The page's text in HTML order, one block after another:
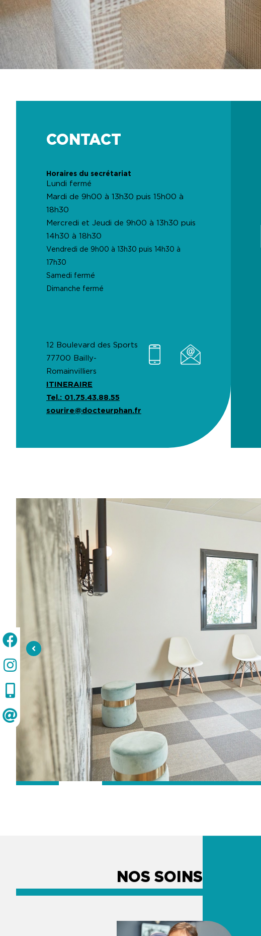
CONTACT
Horaires du secrétariat
Lundi fermé
Mardi de 9h00 à 13h30 puis 15h00 à
18h30
Mercredi et Jeudi de 9h00 à 13h30 puis
14h30 à 18h30
Vendredi de 9h00 à 13h30 puis 14h30 à
17h30
Samedi fermé
Dimanche fermé
12 Boulevard des Sports
77700 Bailly-
Romainvilliers
ITINERAIRE
Tel.: 01.75.43.88.55
sourire@docteurphan.fr
NOS SOINS